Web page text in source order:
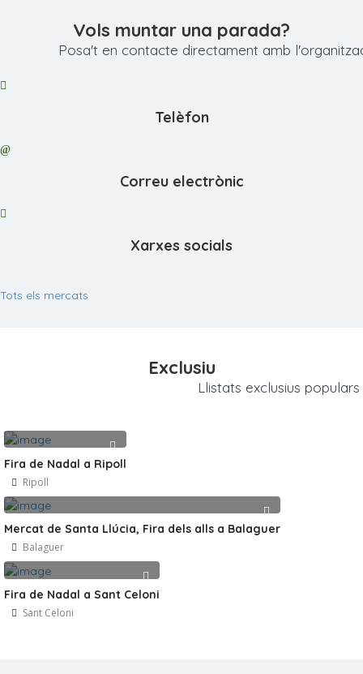
Vols muntar una parada?
Posa't en contacte directament amb
Telèfon
Correu electrònic
Xarxes socials
Tots els mercats
Exclusiu
Llistats exclusius
Fira de Nadal a Ripoll
Ripoll
Mercat de Santa Llúcia, Fira dels alls a Balaguer
Balaguer
Fira de Nadal a Sant Celoni
Sant Celoni